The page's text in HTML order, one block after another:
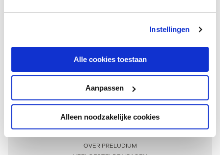
Instellingen
Alle cookies toestaan
Aanpassen
Alleen noodzakelijke cookies
Meer informatie
OVER PRELUDIUM